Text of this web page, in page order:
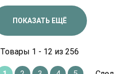
ПОКАЗАТЬ ЕЩЁ
Товары 1 - 12 из 256